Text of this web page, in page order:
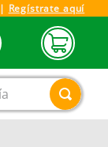
Regístrate aquí